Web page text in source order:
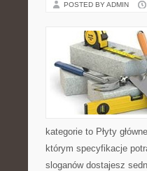
POSTED BY ADMIN
kategorie to Płyty
którym specyfikacje
sloganów dostajesz